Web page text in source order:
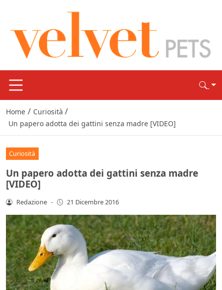
Home / Curiosità /
Un papero adotta dei gattini senza madre [VIDEO]
Curiosità
Un papero adotta dei gattini senza madre
[VIDEO]
Redazione - 21 Dicembre 2016